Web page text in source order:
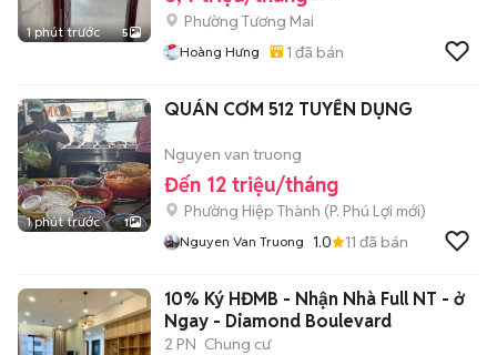
1 phút trước 5
Phường Tương Mai
Hoàng Hưng 1 đã bán
1 phút trước 1
QUÁN CƠM 512 TUYỂN DỤNG
Nguyen van truong
Đến 12 triệu/tháng
Phường Hiệp Thành (P. Phú Lợi mới)
Nguyen Van Truong 1.0 11 đã bán
10% Ký HĐMB - Nhận Nhà Full NT - ở
Ngay - Diamond Boulevard
2 PN Chung cư